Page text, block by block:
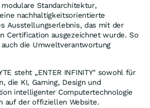
modulare Standarchitektur,
nachhaltigkeitsorientierte
Ausstellungserlebnis, das mit der
Certification ausgezeichnet wurde. So
die Umweltverantwortung
steht „ENTER INFINITY" sowohl für
die KI, Gaming, Design und
intelligenter Computertechnologie
auf der offiziellen Website.